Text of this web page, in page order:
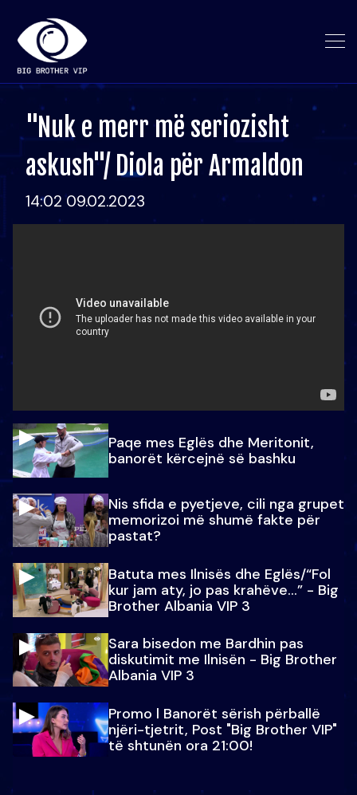
"Nuk e merr më seriozisht
askush"/ Diola për Armaldon
14:02 09.02.2023
Paqe mes Eglës dhe Meritonit,
banorët kërcejnë së bashku
Nis sfida e pyetjeve, cili nga grupet
memorizoi më shumë fakte për
pastat?
Batuta mes Ilnisës dhe Eglës/“Fol
kur jam aty, jo pas krahëve…” - Big
Brother Albania VIP 3
Sara bisedon me Bardhin pas
diskutimit me Ilnisën - Big Brother
Albania VIP 3
Promo l Banorët sërish përballë
njëri-tjetrit, Post "Big Brother VIP"
të shtunën ora 21:00!